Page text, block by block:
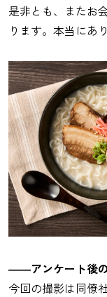
是非とも、またお
ります。本当にあ
――アンケート後
今回の撮影は同僚